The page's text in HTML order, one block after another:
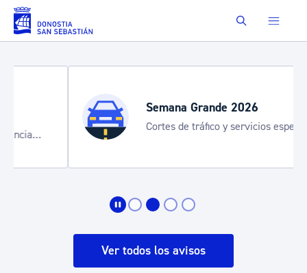
Saltar al contenido principal Buscar
Semana Grande 2026
Cortes de tráfico y servicios especiales
de transporte
Ver todos los avisos